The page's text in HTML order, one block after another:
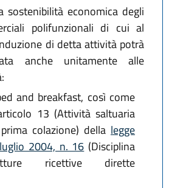
sostenibilità economica degli
polifunzionali di cui al
di detta attività potrà
anche unitamente alle
and breakfast, così come
13 (Attività saltuaria
colazione) della legge
2004, n. 16 (Disciplina
ricettive dirette